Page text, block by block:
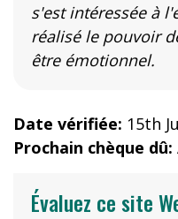
s'est intéressée à
réalisé le pouvoir
être émotionnel.
Date vérifiée: 15th
Prochain chèque dû:
Évaluez ce site